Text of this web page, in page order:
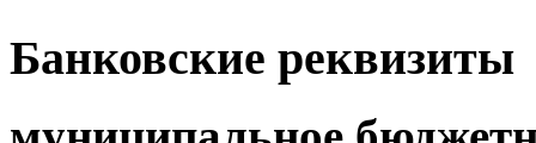
Банковские реквизиты